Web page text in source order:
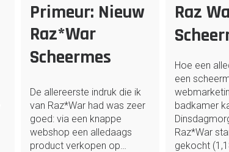
Primeur: Nieuw
Raz*War
Scheermes
De allereerste indruk die ik
van Raz*War had was zeer
goed: via een knappe
webshop een alledaags
product verkopen op…
Raz
Hoe een
een
badkamer
Raz*War
gekocht